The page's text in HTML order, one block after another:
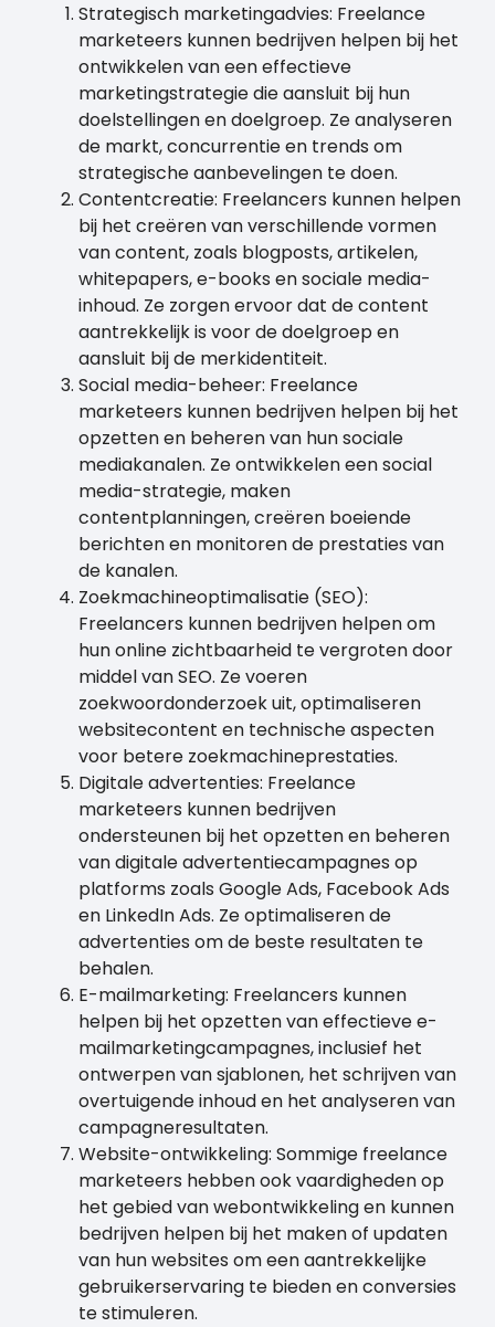
Strategisch marketingadvies: Freelance
marketeers kunnen bedrijven helpen bij het
ontwikkelen van een effectieve
marketingstrategie die aansluit bij hun
doelstellingen en doelgroep. Ze analyseren
de markt, concurrentie en trends om
strategische aanbevelingen te doen.
Contentcreatie: Freelancers kunnen helpen
bij het creëren van verschillende vormen
van content, zoals blogposts, artikelen,
whitepapers, e-books en sociale media-
inhoud. Ze zorgen ervoor dat de content
aantrekkelijk is voor de doelgroep en
aansluit bij de merkidentiteit.
Social media-beheer: Freelance
marketeers kunnen bedrijven helpen bij het
opzetten en beheren van hun sociale
mediakanalen. Ze ontwikkelen een social
media-strategie, maken
contentplanningen, creëren boeiende
berichten en monitoren de prestaties van
de kanalen.
Zoekmachineoptimalisatie (SEO):
Freelancers kunnen bedrijven helpen om
hun online zichtbaarheid te vergroten door
middel van SEO. Ze voeren
zoekwoordonderzoek uit, optimaliseren
websitecontent en technische aspecten
voor betere zoekmachineprestaties.
Digitale advertenties: Freelance
marketeers kunnen bedrijven
ondersteunen bij het opzetten en beheren
van digitale advertentiecampagnes op
platforms zoals Google Ads, Facebook Ads
en LinkedIn Ads. Ze optimaliseren de
advertenties om de beste resultaten te
behalen.
E-mailmarketing: Freelancers kunnen
helpen bij het opzetten van effectieve e-
mailmarketingcampagnes, inclusief het
ontwerpen van sjablonen, het schrijven van
overtuigende inhoud en het analyseren van
campagneresultaten.
Website-ontwikkeling: Sommige freelance
marketeers hebben ook vaardigheden op
het gebied van webontwikkeling en kunnen
bedrijven helpen bij het maken of updaten
van hun websites om een aantrekkelijke
gebruikerservaring te bieden en conversies
te stimuleren.